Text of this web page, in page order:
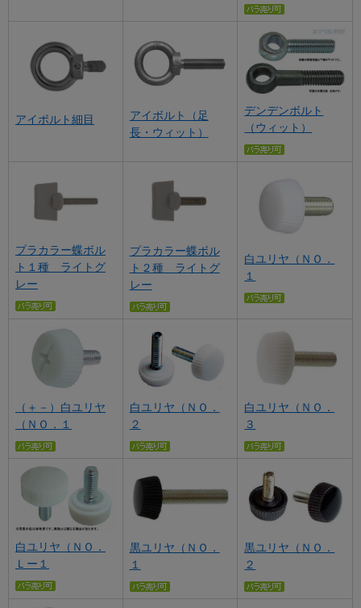
アイボルト細目
アイボルト（足
長・ウィット）
デンデンボルト
（ウィット）
プラカラー蝶ボル
ト１種 ライトグ
レー
プラカラー蝶ボル
ト２種 ライトグ
レー
白ユリヤ（ＮＯ．
１
（＋－）白ユリヤ
（ＮＯ．１
白ユリヤ（ＮＯ．
２
白ユリヤ（ＮＯ．
３
白ユリヤ（ＮＯ．
Ｌー１
黒ユリヤ（ＮＯ．
１
黒ユリヤ（ＮＯ．
２